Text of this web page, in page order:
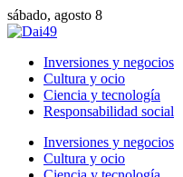
sábado, agosto 8
Inversiones y negocios
Cultura y ocio
Ciencia y tecnología
Responsabilidad social
Inversiones y negocios
Cultura y ocio